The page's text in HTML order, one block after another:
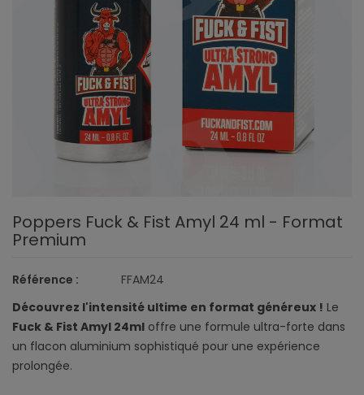
Poppers Fuck & Fist Amyl 24 ml - Format
Premium
Référence :
FFAM24
Découvrez l'intensité ultime en format généreux ! Le
Fuck & Fist Amyl 24ml offre une formule ultra-forte dans
un flacon aluminium sophistiqué pour une expérience
prolongée.